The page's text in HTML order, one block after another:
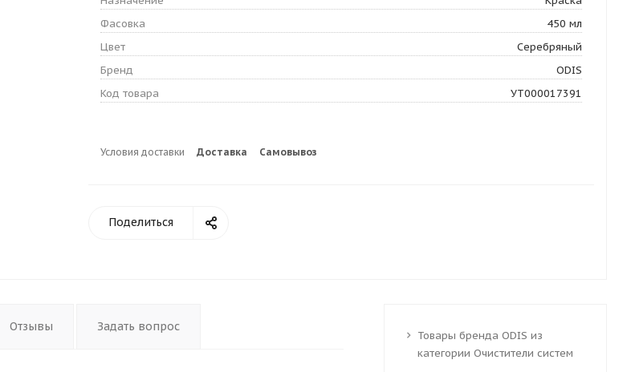
Фасовка
450 мл
Цвет
Серебряный
Бренд
ODIS
Код товара
УТ000017391
Условия доставки Доставка Самовывоз
Поделиться
Отзывы Задать вопрос
Товары бренда ODIS из
категории Очистители систем